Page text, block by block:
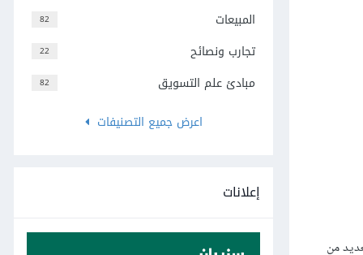
من
82 المبيعات
22 تجارب ونصائح
82
مبادئ علم التسويق
اعرض جميع التصنيفات
إعلانات